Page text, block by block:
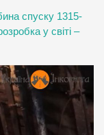
спуску 1315-
у світі –